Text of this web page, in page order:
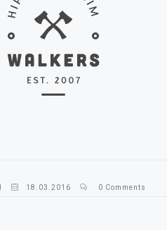
18.03.2016 0 Comments